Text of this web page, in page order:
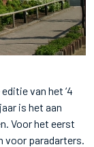
van het ‘4
is het aan
Voor het eerst
voor paradarters.